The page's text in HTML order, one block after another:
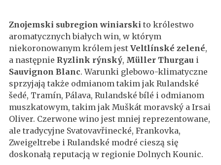
Znojemski subregion winiarski to królestwo
aromatycznych białych win, w którym
niekoronowanym królem jest Veltlínské zelené,
a następnie Ryzlink rýnský, Müller Thurgau i
Sauvignon Blanc. Warunki glebowo-klimatyczne
sprzyjają także odmianom takim jak Rulandské
šedé, Tramín, Pálava, Rulandské bílé i odmianom
muszkatowym, takim jak Muškát moravský a Irsai
Oliver. Czerwone wino jest mniej reprezentowane,
ale tradycyjne Svatovavřinecké, Frankovka,
Zweigeltrebe i Rulandské modré cieszą się
doskonałą reputacją w regionie Dolnych Kounic.